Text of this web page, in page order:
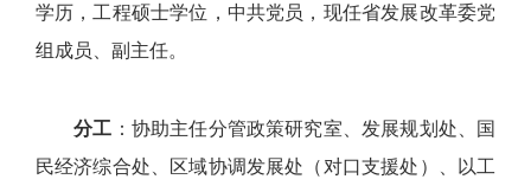
学历，工程硕士学位，中共党员，现任省发展改革委党
组成员、副主任。
分工 ：协助主任分管政策研究室、发展规划处、国
民经济综合处、区域协调发展处（对口支援处）、以工